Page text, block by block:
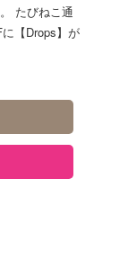
たびねこ通
【Drops】が